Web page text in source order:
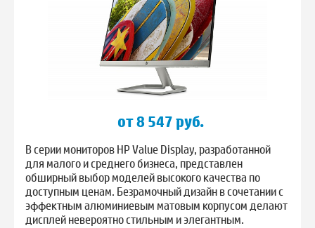
от 8 547 руб.
В серии мониторов HP Value Display, разработанной
для малого и среднего бизнеса, представлен
обширный выбор моделей высокого качества по
доступным ценам. Безрамочный дизайн в сочетании с
эффектным алюминиевым матовым корпусом делают
дисплей невероятно стильным и элегантным.